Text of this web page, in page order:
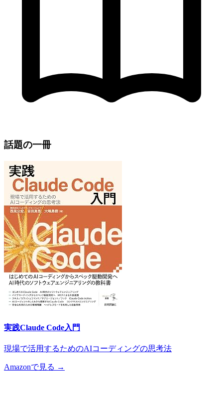
話題の一冊
実践Claude Code入門
現場で活用するためのAIコーディングの思考法
Amazonで見る →